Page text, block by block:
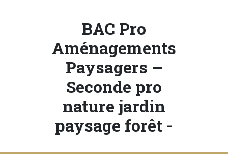
FORMER
BAC Pro
Aménagements
Paysagers –
Seconde pro
nature jardin
paysage forêt -